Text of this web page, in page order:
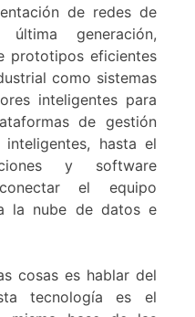
de redes de
última generación,
prototipos eficientes
como sistemas
inteligentes para
de gestión
hasta el
y software
el equipo
la nube de datos e
cosas es hablar del
tecnología es el